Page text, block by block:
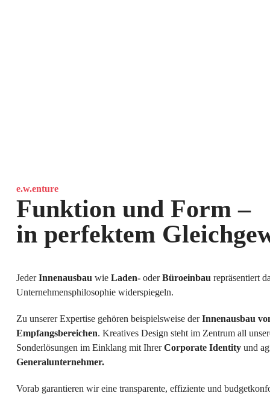
e.w.enture
Funktion und Form –
in perfektem
JederInnenausbau wie Laden- oderBüroeinbau repräsentiert
Unternehmensphilosophie widerspiegeln.
Zu unserer Expertise gehören beispielsweise derInnenausbau
Empfangsbereichen. Kreatives Design steht im Zentrum all
Sonderlösungen im Einklang mit IhrerCorporate Identity und
Generalunternehmer.
Vorab garantieren wir eine transparente, effiziente und